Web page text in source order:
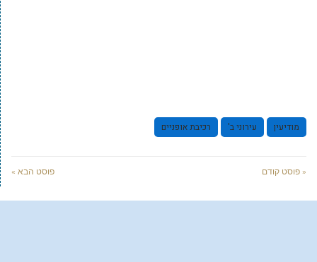
מודיעין עירוני ב' רכיבת אופניים
« פוסט קודם פוסט הבא »